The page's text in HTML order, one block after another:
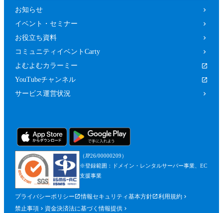
お知らせ
イベント・セミナー
お役立ち資料
コミュニティイベントCarty
よむよむカラーミー
YouTubeチャンネル
サービス運営状況
（JP26/00000209）
※登録範囲：ドメイン・レンタルサーバー事業、EC
支援事業
プライバシーポリシー 情報セキュリティ基本方針
利用規約
禁止事項
資金決済法に基づく情報提供